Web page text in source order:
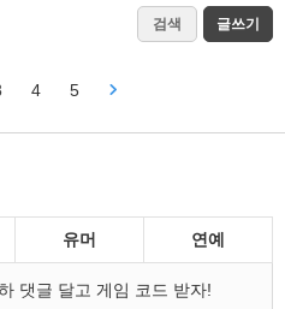
검색 글쓰기
4 5
유머 연예
댓글 달고 게임 코드 받자!